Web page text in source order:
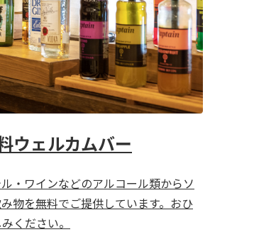
ウェルカムバー
・ワインなどのアルコール類からソ
物を無料でご提供しています。おひ
ください。